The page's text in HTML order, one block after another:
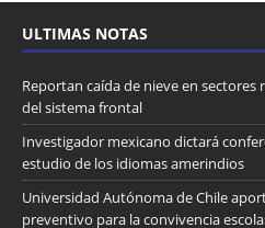
ULTIMAS NOTAS
Reportan caída de nieve en sectores
del sistema frontal
Investigador mexicano dictará
estudio de los idiomas amerindios
Universidad Autónoma de Chile
preventivo para la convivencia